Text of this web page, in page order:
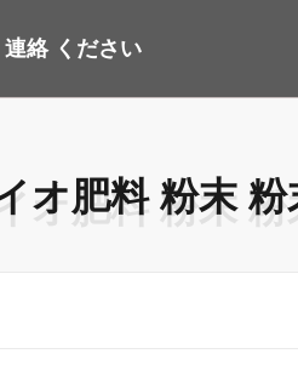
連絡 ください
オ肥料 粉末
オ肥料 粉末